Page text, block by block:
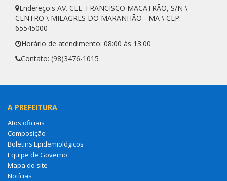
Endereço:s AV. CEL. FRANCISCO MACATRÃO, S/N \
CENTRO \ MILAGRES DO MARANHÃO - MA \ CEP:
65545000
Horário de atendimento: 08:00 às 13:00
Contato: (98)3476-1015
A PREFEITURA
Atos oficiais
Composição
Boletins Epidemiológicos
Equipe de Governo
Mapa do site
Notícias